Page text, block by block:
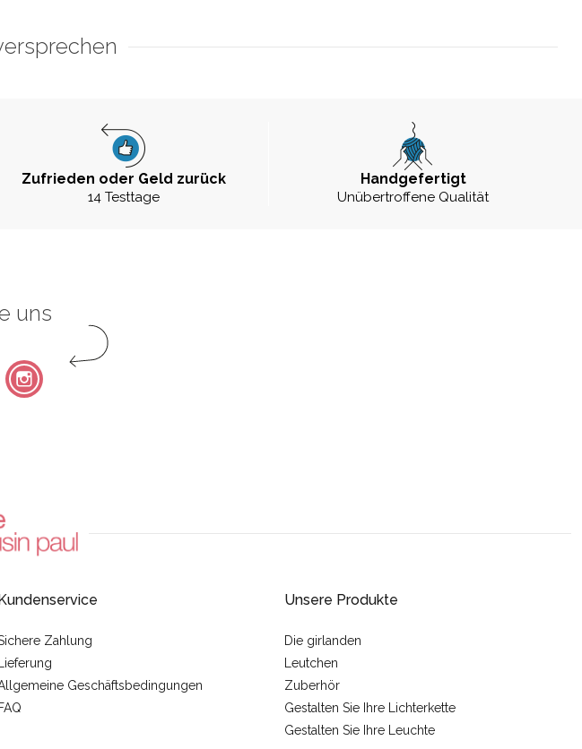
Zufrieden oder Geld zurück
14 Testtage
Handgefertigt
Unübertroffene Qualität
uns
Pinterest Instagram
Kundenservice
Zahlung
Lieferung
Geschäftsbedingungen
FAQ
Unsere Produkte
Die girlanden
Leutchen
Zuberhör
Gestalten Sie Ihre Lichterkette
Gestalten Sie Ihre Leuchte